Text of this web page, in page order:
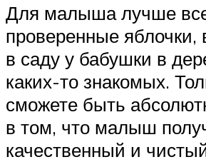
Для малыша лучше
проверенные
в саду у бабушки в
каких-то знакомых.
сможете быть
в том, что малыш
качественный и